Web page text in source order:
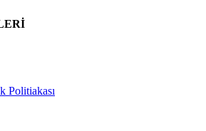
Politiakası